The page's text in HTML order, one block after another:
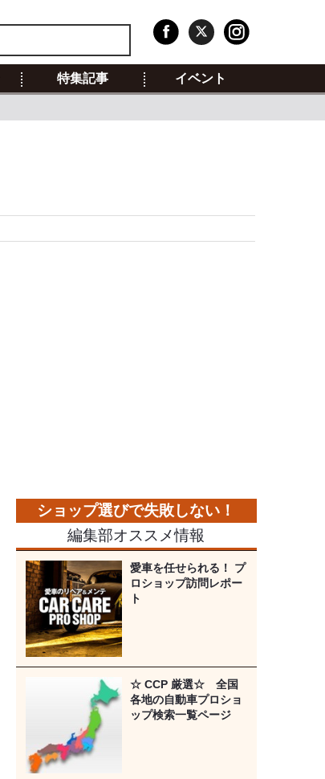
特集記事 イベント
編集部オススメ情報
愛車を任せられる！ プ
ロショップ訪問レポー
ト
☆ CCP 厳選☆ 全国
各地の自動車プロショ
ップ検索一覧ページ